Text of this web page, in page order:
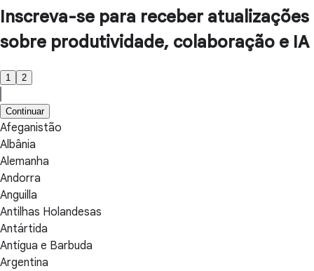
Inscreva-se para receber atualizações
sobre produtividade, colaboração e IA
1 2
Continuar
Afeganistão
Albânia
Alemanha
Andorra
Anguilla
Antilhas Holandesas
Antártida
Antígua e Barbuda
Argentina